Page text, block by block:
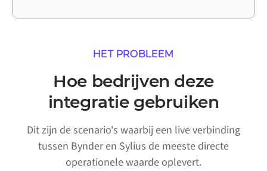
HET PROBLEEM
Hoe bedrijven deze
integratie gebruiken
Dit zijn de scenario's waarbij een live verbinding
tussen Bynder en Sylius de meeste directe
operationele waarde oplevert.